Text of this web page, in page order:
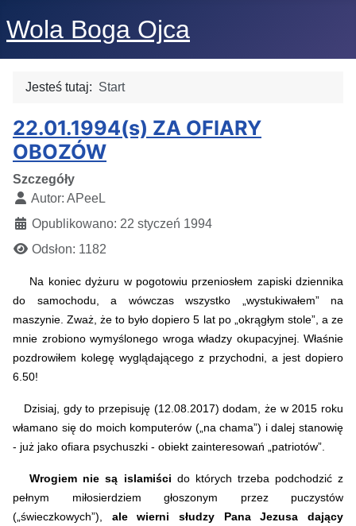
Wola Boga Ojca
Jesteś tutaj: Start
22.01.1994(s) ZA OFIARY
OBOZÓW
Szczegóły
Autor: APeeL
Opublikowano: 22 styczeń 1994
Odsłon: 1182
Na koniec dyżuru w pogotowiu przeniosłem zapiski dziennika
do samochodu, a wówczas wszystko „wystukiwałem” na
maszynie. Zważ, że to było dopiero 5 lat po „okrągłym stole”, a ze
mnie zrobiono wymyślonego wroga władzy okupacyjnej. Właśnie
pozdrowiłem kolegę wyglądającego z przychodni, a jest dopiero
6.50!
Dzisiaj, gdy to przepisuję (12.08.2017) dodam, że w 2015 roku
włamano się do moich komputerów („na chama”) i dalej stanowię
- już jako ofiara psychuszki - obiekt zainteresowań „patriotów”.
Wrogiem nie są islamiści do których trzeba podchodzić z
pełnym miłosierdziem głoszonym przez puczystów
(„świeczkowych”), ale wierni słudzy Pana Jezusa dający